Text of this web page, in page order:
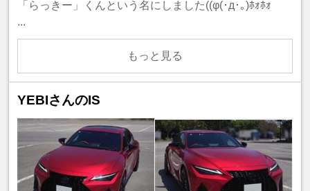
「らっきー」くんという名にしました((φ(･д･｡)ﾎｫﾎｫ
...
もっと見る
YEBIさんのIS